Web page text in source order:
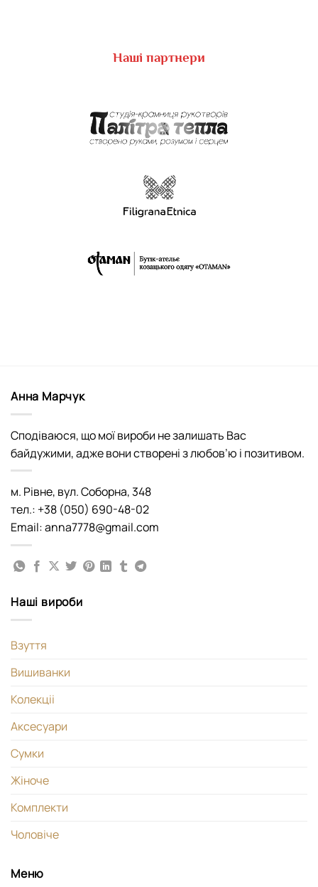
Наші партнери
Анна Марчук
Сподіваюся, що мої вироби не залишать Вас
байдужими, адже вони створені з любов’ю і позитивом.
м. Рівне, вул. Соборна, 348
тел.: +38 (050) 690-48-02
Email: anna7778@gmail.com
Наші вироби
Взуття
Вишиванки
Колекціі
Аксесуари
Сумки
Жіноче
Комплекти
Чоловіче
Меню